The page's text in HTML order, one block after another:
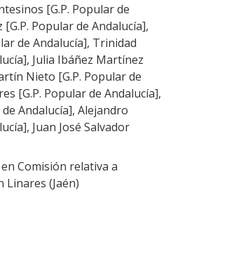
[G.P. Popular de
Popular de Andalucía],
de Andalucía], Trinidad
Julia Ibáñez Martínez
Nieto [G.P. Popular de
[G.P. Popular de Andalucía],
Andalucía], Alejandro
Juan José Salvador
Comisión relativa a
Linares (Jaén)